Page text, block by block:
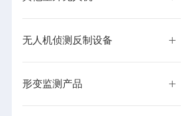
无人机侦测反制设备
形变监测产品